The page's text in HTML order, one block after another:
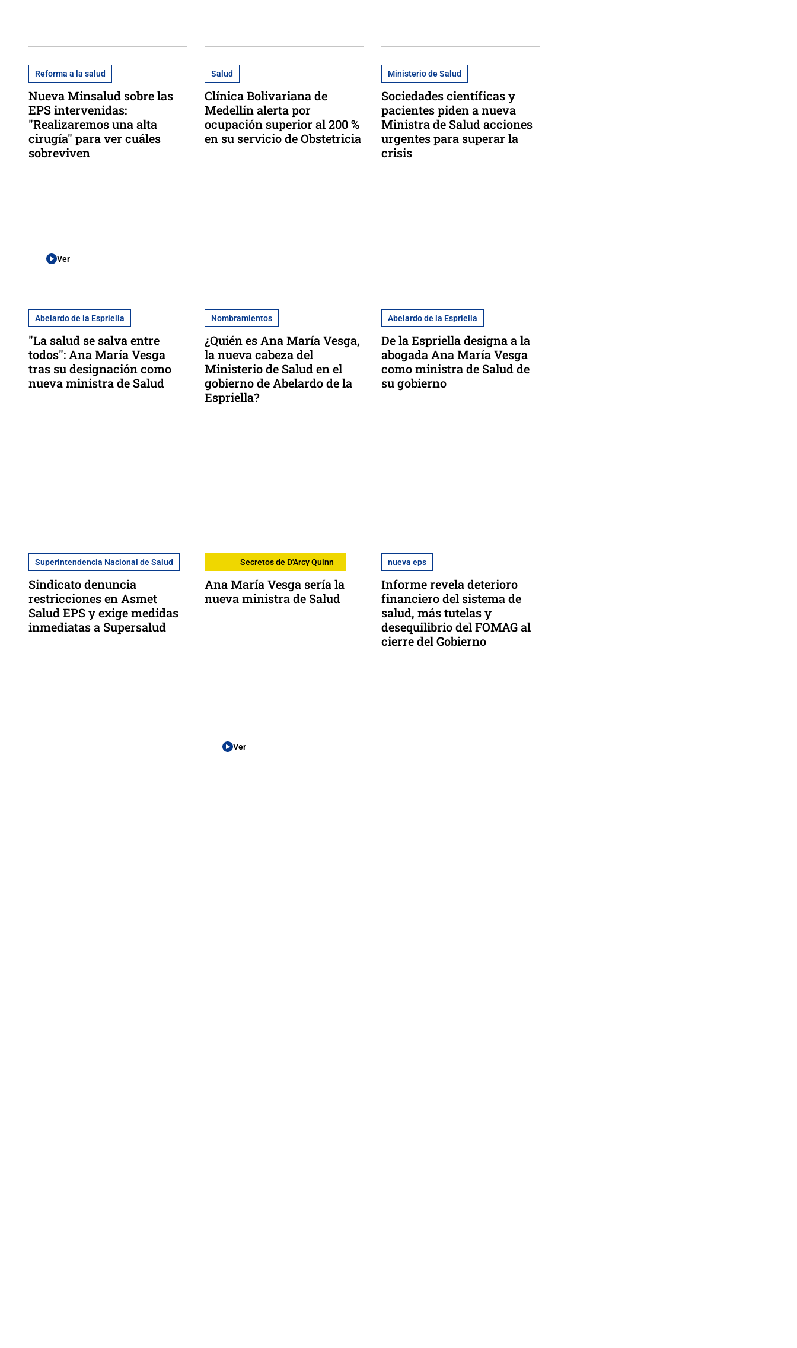
Reforma a la salud
Nueva Minsalud sobre las
EPS intervenidas:
"Realizaremos una alta
cirugía" para ver cuáles
sobreviven
Ver
Salud
Clínica Bolivariana de
Medellín alerta por
ocupación superior al 200 %
en su servicio de Obstetricia
Ministerio de Salud
Sociedades científicas y
pacientes piden a nueva
Ministra de Salud acciones
urgentes para superar la
crisis
Abelardo de la Espriella
"La salud se salva entre
todos": Ana María Vesga
tras su designación como
nueva ministra de Salud
Nombramientos
¿Quién es Ana María Vesga,
la nueva cabeza del
Ministerio de Salud en el
gobierno de Abelardo de la
Espriella?
Abelardo de la Espriella
De la Espriella designa a la
abogada Ana María Vesga
como ministra de Salud de
su gobierno
Superintendencia Nacional de Salud
Sindicato denuncia
restricciones en Asmet
Salud EPS y exige medidas
inmediatas a Supersalud
Secretos de D'Arcy Quinn
Ana María Vesga sería la
nueva ministra de Salud
Ver
nueva eps
Informe revela deterioro
financiero del sistema de
salud, más tutelas y
desequilibrio del FOMAG al
cierre del Gobierno